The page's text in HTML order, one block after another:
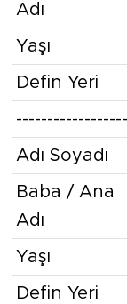
Adı
Yaşı
Defin Yeri
Adı Soyadı
Baba / Ana
Adı
Yaşı
Defin Yeri